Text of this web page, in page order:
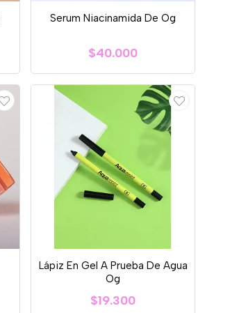
Serum Niacinamida De Og
$40.000
Lápiz En Gel A Prueba De Agua
Og
$19.300